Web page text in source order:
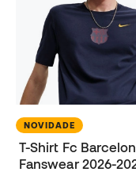
NOVIDADE
T-Shirt Fc
Fanswear 2026-